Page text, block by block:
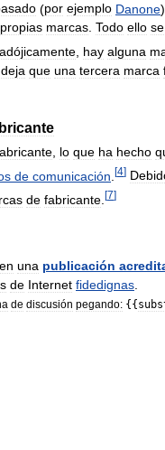
(por ejemplo Danone)
propias marcas. Todo ello se
hay alguna
deja que una tercera marca
lo que ha hecho
de comunicación [4]
de fabricante [7]
en una publicación
de Internet fidedignas
de discusión pegando: {{